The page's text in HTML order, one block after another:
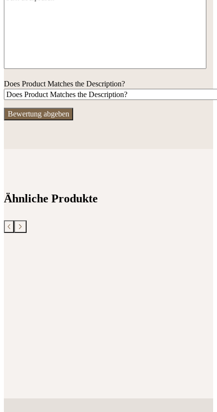
Does Product Matches the Description?
Ähnliche Produkte